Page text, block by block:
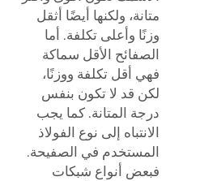
متانة، ولكنها أيضًا أثقل
وزنًا وأعلى تكلفة. أما
الصفائح الأقل سماكة
فهي أقل تكلفة ووزنًا،
لكن قد لا تكون بنفس
درجة المتانة. كما يجب
الانتباه إلى نوع الفولاذ
المستخدم في الصفيحة.
فبعض أنواع شبكات